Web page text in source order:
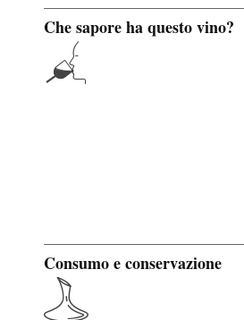
Che sapore ha questo vino?
Consumo e conservazione